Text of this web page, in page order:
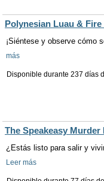
Polynesian Luau &
¡Siéntese y observe cómo
más
Disponible durante 237 días
The Speakeasy
¿Estás listo para salir y
Leer más